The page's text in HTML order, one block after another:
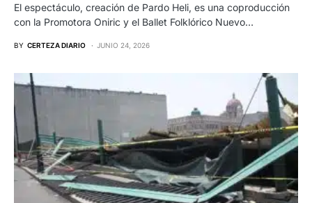
El espectáculo, creación de Pardo Heli, es una coproducción
con la Promotora Oniric y el Ballet Folklórico Nuevo…
BY CERTEZA DIARIO JUNIO 24, 2026